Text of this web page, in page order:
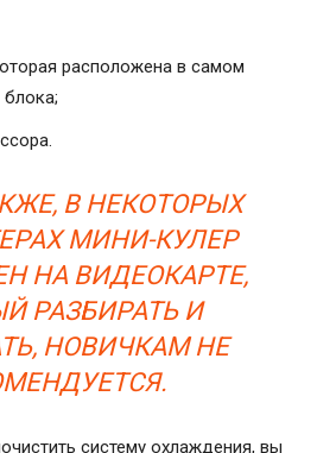
расположена в самом
блока;
В НЕКОТОРЫХ
МИНИ-КУЛЕР
НА ВИДЕОКАРТЕ,
РАЗБИРАТЬ И
НОВИЧКАМ НЕ
систему охлаждения, вы